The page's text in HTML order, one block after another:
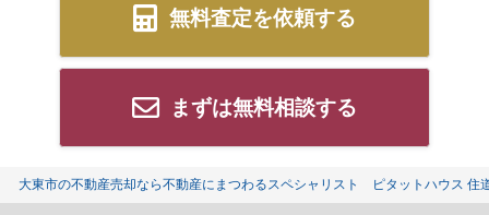
無料査定を依頼する
まずは無料相談する
大東市の不動産売却なら不動産にまつわるスペシャリスト ピタットハウス 住